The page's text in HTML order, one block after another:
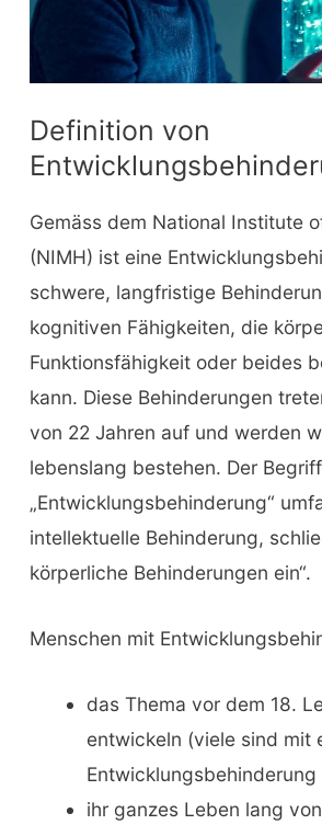
Definition von
Gemäss dem National Institute
(NIMH) ist eine
schwere, langfristige
kognitiven Fähigkeiten, die
Funktionsfähigkeit oder beides
kann. Diese Behinderungen
von 22 Jahren auf und werden
lebenslang bestehen. Der Begriff
„Entwicklungsbehinderung“
intellektuelle Behinderung,
körperliche Behinderungen ein“.
Menschen mit
das Thema vor dem 18.
entwickeln (viele sind mit
Entwicklungsbehinderung
ihr ganzes Leben lang